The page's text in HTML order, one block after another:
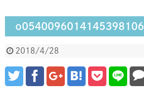
o0540096014145398106
2018/4/28